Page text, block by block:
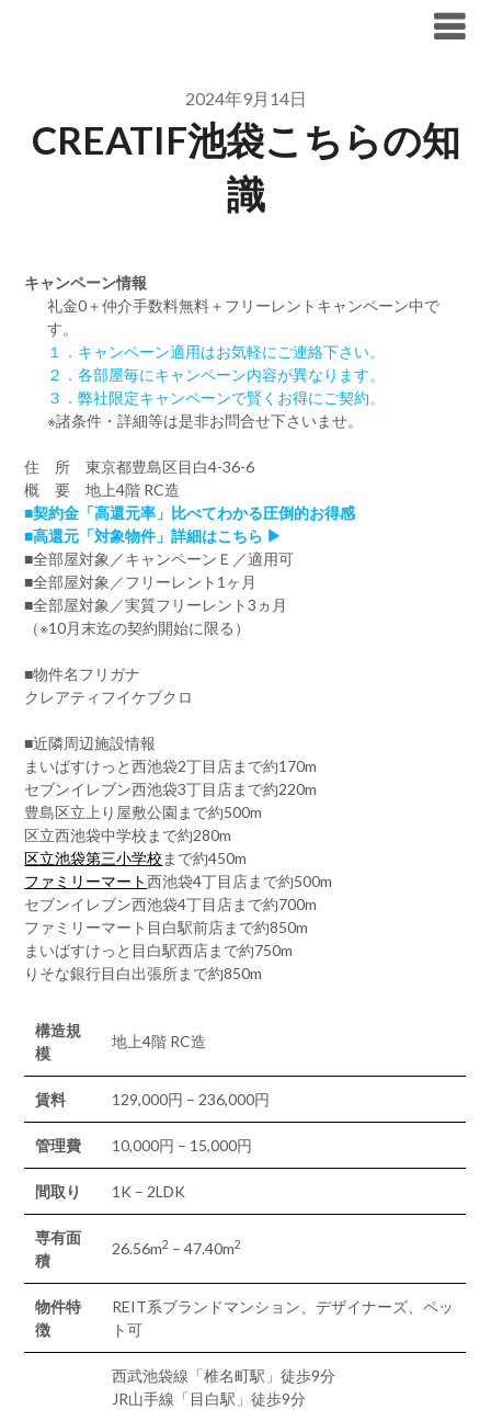
2024年9月14日
CREATIF池袋こちらの知
識
キャンペーン情報
礼金0＋仲介手数料無料＋ フリーレント キャンペーン中で
す。
１．キャンペーン適用はお気軽にご連絡下さい。
２．各部屋毎にキャンペーン内容が異なります。
３．弊社限定キャンペーンで賢くお得にご契約。
※諸条件・詳細等は是非お問合せ下さいませ。
住 所 東京都豊島区目白4-36-6
概 要 地上4階 RC造
■契約金「高還元率」比べてわかる圧倒的お得感
■高還元「対象物件」詳細はこちら ▶
■全部屋対象／キャンペーンＥ／適用可
■全部屋対象／フリーレント1ヶ月
■全部屋対象／実質フリーレント3ヵ月
（※10月末迄の契約開始に限る）
■物件名フリガナ
クレアティフイケブクロ
■近隣周辺施設情報
まいばすけっと西池袋2丁目店まで約170m
セブンイレブン西池袋3丁目店まで約220m
豊島区立上り屋敷公園まで約500m
区立西池袋中学校まで約280m
区立池袋第三小学校 まで約450m
ファミリーマート西池袋4丁目店まで約500m
セブンイレブン西池袋4丁目店まで約700m
ファミリーマート目白駅前店まで約850m
まいばすけっと目白駅西店まで約750m
りそな銀行目白出張所まで約850m
構造規
模
地上4階 RC造
賃料 129,000円 – 236,000円
管理費 10,000円 – 15,000円
間取り 1K – 2LDK
専有面
積
26.56m2 – 47.40m2
物件特
徴
REIT系ブランドマンション、デザイナーズ、ペッ
ト可
西武池袋線「椎名町駅」徒歩9分
JR山手線「目白駅」徒歩9分